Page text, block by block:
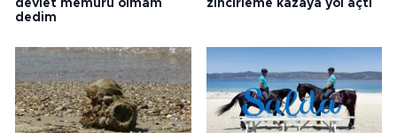
devlet memuru olmam
dedim
zincirleme kazaya yol açtı